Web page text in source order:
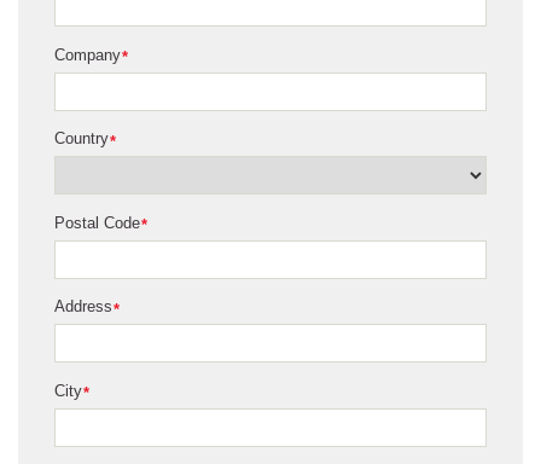
*
Company
*
Country
*
Postal Code
*
Address
*
City